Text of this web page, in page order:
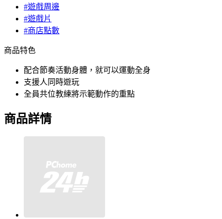
#遊戲周邊
#遊戲片
#商店點數
商品特色
配合節奏活動身體，就可以運動全身
支援人同時遊玩
全員共位教練將示範動作的重點
商品詳情